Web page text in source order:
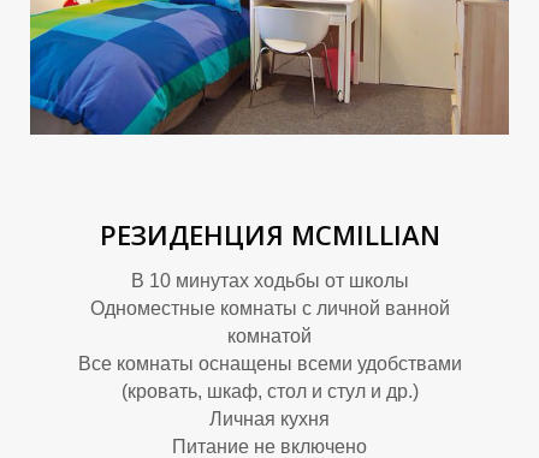
О
РЕЗИДЕНЦИЯ MCMILLIAN
В 10 минутах ходьбы от школы
Одноместные комнаты с личной ванной
комнатой
Все комнаты оснащены всеми удобствами
(кровать, шкаф, стол и стул и др.)
Личная кухня
Питание не включено
О